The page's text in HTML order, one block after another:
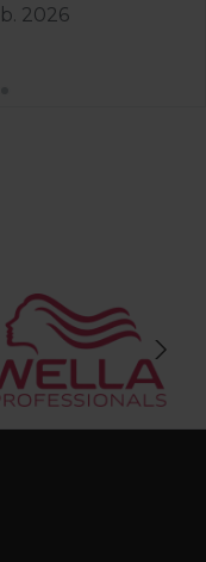
02 apr. 2025